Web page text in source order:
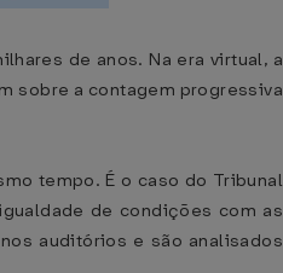
de anos. Na era virtual, a
sobre a contagem progressiva
tempo. É o caso do Tribunal
de condições com as
auditórios e são analisados